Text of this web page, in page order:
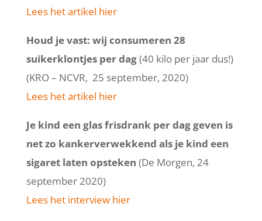
Lees het artikel hier
Houd je vast: wij consumeren 28
suikerklontjes per dag(40 kilo per jaar dus!)
(KRO – NCVR, 25 september, 2020)
Lees het artikel hier
Je kind een glas frisdrank per dag geven is
net zo kankerverwekkend als je kind een
sigaret laten opsteken (De Morgen, 24
september 2020)
Lees het interview hier